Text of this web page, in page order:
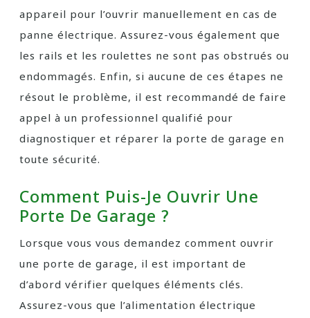
appareil pour l’ouvrir manuellement en cas de
panne électrique. Assurez-vous également que
les rails et les roulettes ne sont pas obstrués ou
endommagés. Enfin, si aucune de ces étapes ne
résout le problème, il est recommandé de faire
appel à un professionnel qualifié pour
diagnostiquer et réparer la porte de garage en
toute sécurité.
Comment Puis-Je Ouvrir Une
Porte De Garage ?
Lorsque vous vous demandez comment ouvrir
une porte de garage, il est important de
d’abord vérifier quelques éléments clés.
Assurez-vous que l’alimentation électrique